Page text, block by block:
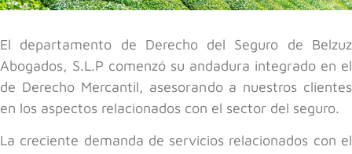
El departamento de Derecho del Seguro de Belzuz
Abogados, S.L.P comenzó su andadura integrado en el
de Derecho Mercantil, asesorando a nuestros clientes
en los aspectos relacionados con el sector del seguro.
La creciente demanda de servicios relacionados con el